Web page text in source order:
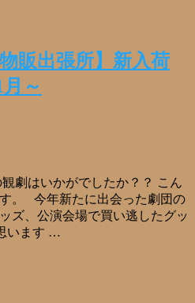
販出張所】新入荷
～
劇はいかがでしたか？？ こん
。 今年新たに出会った劇団の
ズ、公演会場で買い逃したグッ
います …